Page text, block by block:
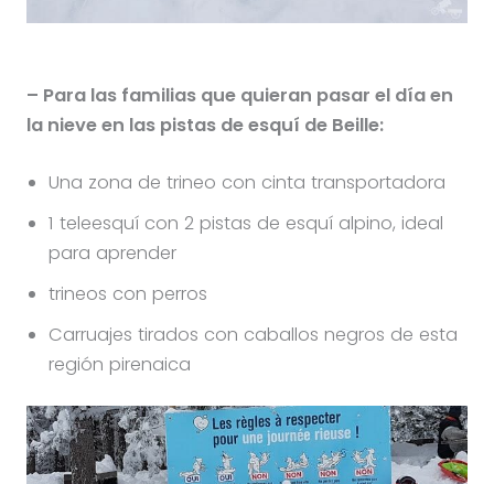
– Para las familias que quieran pasar el día en
la nieve en las pistas de esquí de Beille:
Una zona de trineo con cinta transportadora
1 teleesquí con 2 pistas de esquí alpino, ideal
para aprender
trineos con perros
Carruajes tirados con caballos negros de esta
región pirenaica